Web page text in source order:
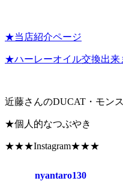
★当店紹介ページ
★ハーレーオイル交換出来
近藤さんのDUCAT・モン
★個人的なつぶやき
★★★Instagram★★★
nyantaro130